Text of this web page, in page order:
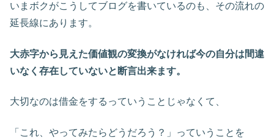
いまボクがこうしてブログを書いているのも、その流れの
延長線にあります。
大赤字から見えた価値観の変換がなければ今の自分は間違
いなく存在していないと断言出来ます。
大切なのは借金をするっていうことじゃなくて、
「これ、やってみたらどうだろう？」っていうことを